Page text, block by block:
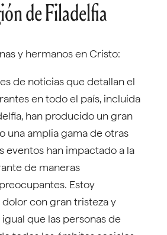
de Filadelfia
y hermanos en Cristo:
de noticias que detallan el
en todo el país, incluida
han producido un gran
una amplia gama de otras
eventos han impactado a la
de maneras
Estoy
con gran tristeza y
que las personas de